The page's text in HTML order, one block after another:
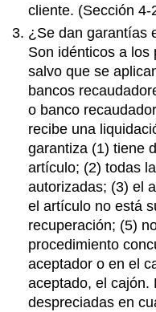
cliente. (Sección 4-
¿Se dan garantías
Son idénticos a los
salvo que se
bancos
o banco
recibe una
garantiza (1) tiene
artículo; (2) todas
autorizadas; (3) el
el artículo no está
recuperación; (5)
procedimiento
aceptador o en el
aceptado, el cajón.
despreciadas en